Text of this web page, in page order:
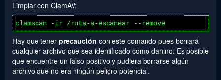
Limpiar con ClamAV:
clamscan -ir /ruta-a-escanear --remove
Hay que tener precaución con este comando pues borrará
cualquier archivo que sea identificado como dañino. Es posible
que encuentre un falso positivo y pudiera borrarse algún
archivo que no era ningún peligro potencial.